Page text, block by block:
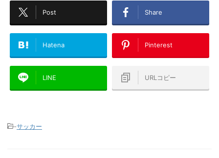
Post Share
Hatena Pinterest
LINE URLコピー
-サッカー